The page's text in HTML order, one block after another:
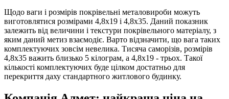
Щодо ваги і розмірів покрівельні металовироби можуть
виготовлятися розмірами 4,8х19 і 4,8х35. Даний показник
залежить від величини і текстури покрівельного матеріалу, з
яким даний метиз взаємодіє. Варто відзначити, що вага таких
комплектуючих зовсім невелика. Тисяча саморізів, розмірів
4,8х35 важить близько 5 кілограм, а 4,8х19 - трьох. Такої
кількості комплектуючих буде цілком достатньо для
перекриття даху стандартного житлового будинку.